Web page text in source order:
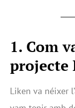
1. Com
projecte
Liken va néixer